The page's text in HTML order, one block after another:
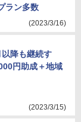
ラン多数
(2023/3/16)
以降も継続す
円助成＋地域
(2023/3/15)